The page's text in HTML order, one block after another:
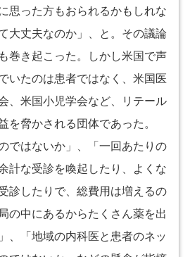
思った方もおられるかもしれな
大丈夫なのか」、と。その議論
巻き起こった。しかし米国で声
いたのは患者ではなく、米国医
、米国小児学会など、リテール
を脅かされる団体であった。
ではないか」、「一回あたりの
計な受診を喚起したり、よくな
診したりで、総費用は増えるの
の中にあるからたくさん薬を出
、「地域の内科医と患者のネッ